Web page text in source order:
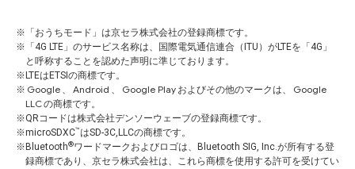
「おうちモード」は京セラ株式会社の登録商標です。
「4G LTE」のサービス名称は、国際電気通信連合（ITU）がLTEを「4G」
と呼称することを認めた声明に準じております。
LTEはETSIの商標です。
Google 、 Android 、 Google Play およびその他のマークは、 Google
LLCの商標です。
QRコードは株式会社デンソーウェーブの登録商標です。
microSDXC™はSD-3C,LLCの商標です。
Bluetooth®ワードマークおよびロゴは、Bluetooth SIG, Inc.が所有する登
録商標であり、京セラ株式会社は、これら商標を使用する許可を受けてい